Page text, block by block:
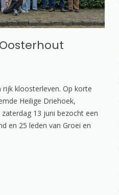
kloosterleven. Op korte
Heilige Driehoek,
13 juni bezocht een
en 25 leden van Groei en